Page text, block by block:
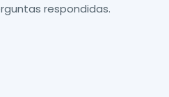
respondidas.